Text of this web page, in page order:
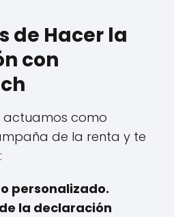
de Hacer la
con
actuamos como
de la renta y te
personalizado.
la declaración